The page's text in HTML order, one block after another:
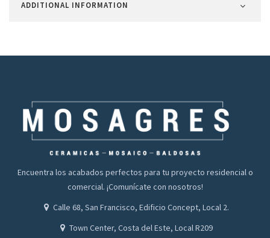
ADDITIONAL INFORMATION
Encuentra los acabados perfectos para tu proyecto residencial o
comercial. ¡Comunícate con nosotros!
Calle 68, San Francisco, Edificio Concept, Local 2.
Town Center, Costa del Este, Local R209